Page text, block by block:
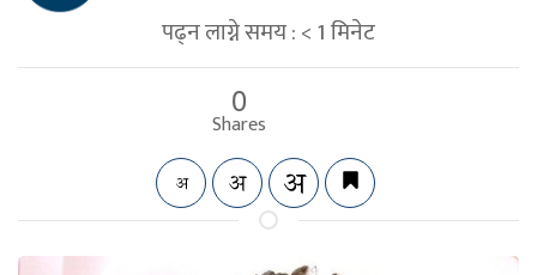
पढ्न लाग्ने समय :< 1मिनेट
0
Shares